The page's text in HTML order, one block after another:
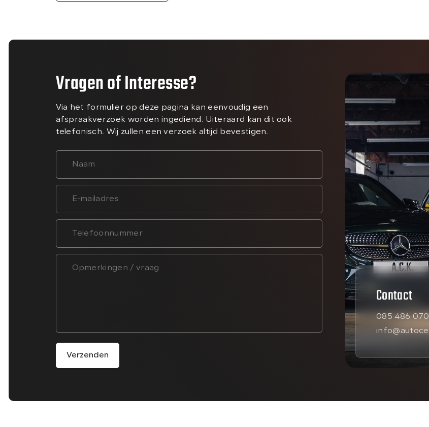
Vragen of Interesse?
Via het formulier op deze pagina kan eenvoudig een
afspraakverzoek worden ingediend. Uiteraard kan dit ook
telefonisch. Wij zullen een verzoek altijd bevestigen.
Verzenden
Contact
085 486